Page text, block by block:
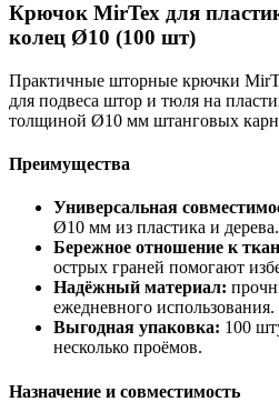
Крючок MirTex для
колец Ø10 (100 шт)
Практичные шторные крючки
для подвеса штор и тюля на
толщиной Ø10 мм штанговых
Преимущества
Универсальная
Ø10 мм из пластика и дерева.
Бережное отношение к
острых граней помогают
Надёжный материал:
ежедневного использования.
Выгодная упаковка: 100
несколько проёмов.
Назначение и совместимость